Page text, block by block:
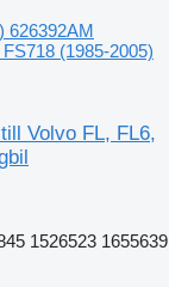
626392AM
(1985-2005)
Volvo FL, FL6,
1526523 1655639